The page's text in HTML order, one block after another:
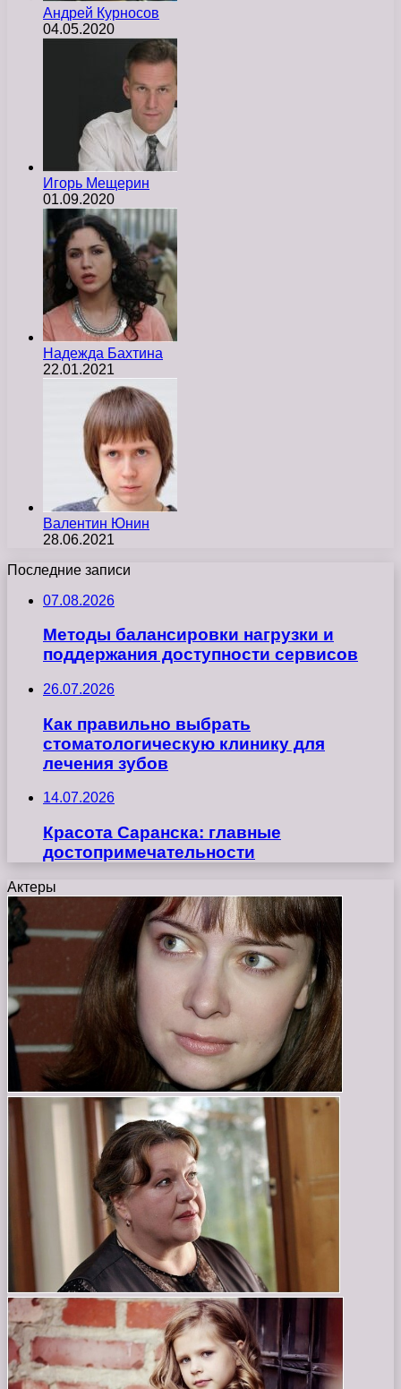
Андрей Курносов
04.05.2020
Игорь Мещерин
01.09.2020
Надежда Бахтина
22.01.2021
Валентин Юнин
28.06.2021
Последние записи
07.08.2026
Методы балансировки нагрузки и
поддержания доступности сервисов
26.07.2026
Как правильно выбрать
стоматологическую клинику для
лечения зубов
14.07.2026
Красота Саранска: главные
достопримечательности
Актеры